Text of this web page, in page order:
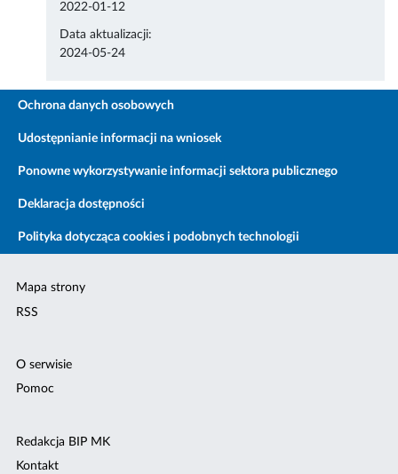
2022-01-12
Data aktualizacji:
2024-05-24
Ochrona danych osobowych
Udostępnianie informacji na wniosek
Ponowne wykorzystywanie informacji sektora publicznego
Deklaracja dostępności
Polityka dotycząca cookies i podobnych technologii
Mapa strony
RSS
O serwisie
Pomoc
Redakcja BIP MK
Kontakt